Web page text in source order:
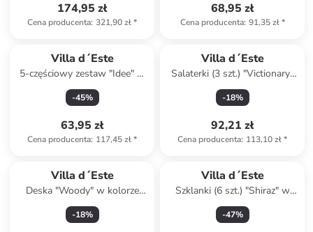
174,95 zł
Cena producenta: 321,90 zł*
68,95 zł
Cena producenta: 91,35 zł*
Villa d´Este
5-częściowy zestaw "Idee" w
kolorze szaro-biało-czarnym
do przypraw
-45%
63,95 zł
Cena producenta: 117,45 zł*
Villa d´Este
Salaterki (3 szt.) "Victionary"
w kolorze białym - Ø 25 cm
-18%
92,21 zł
Cena producenta: 113,10 zł*
Villa d´Este
Deska "Woody" w kolorze
brązowym do krojenia - 32 x
20 cm
-18%
Villa d´Este
Szklanki (6 szt.) "Shiraz" w
kolorze pomarańczowym -
525 ml
-47%